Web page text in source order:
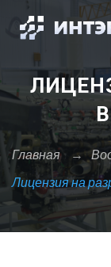
Главная →
Лицензия на
Москва
Санкт-
А
Б
Барнаул
Белгород